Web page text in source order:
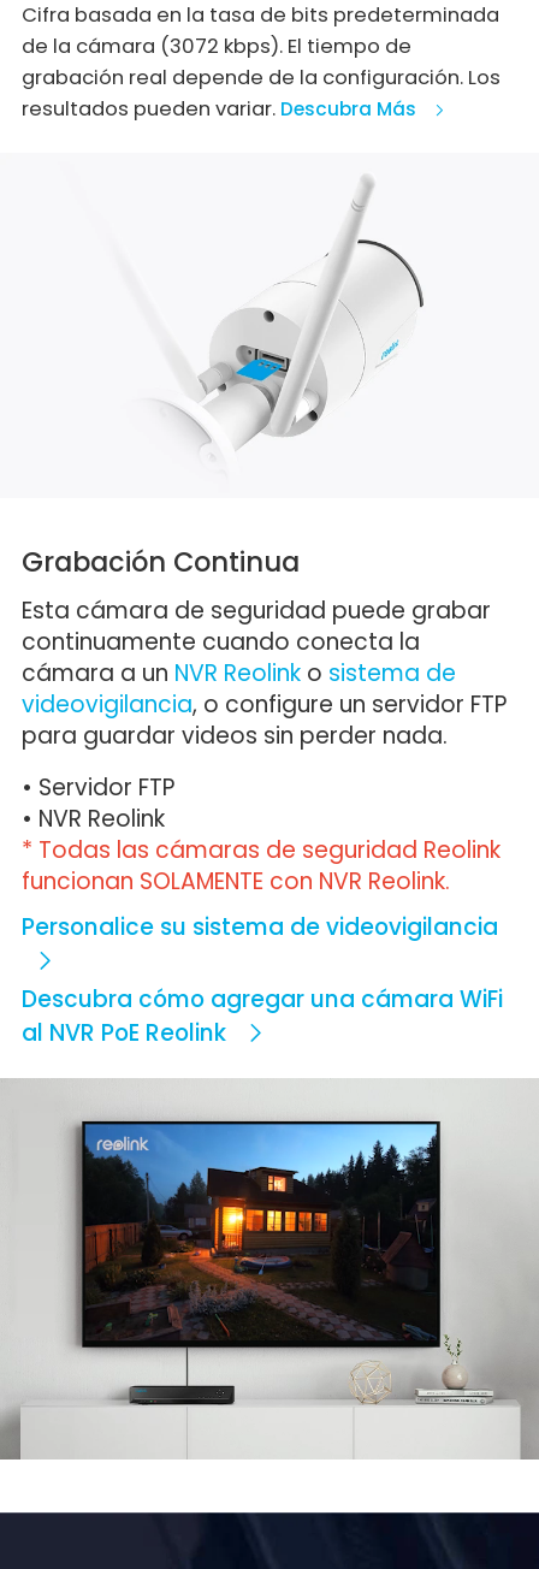
Cifra basada en la tasa de bits predeterminada
de la cámara (3072 kbps). El tiempo de
grabación real depende de la configuración. Los
resultados pueden variar. Descubra Más
Grabación Continua
Esta cámara de seguridad puede grabar
continuamente cuando conecta la
cámara a un NVR Reolinko sistema de
videovigilancia, o configure un servidor FTP
para guardar videos sin perder nada.
• Servidor FTP
• NVR Reolink
* Todas las cámaras de seguridad Reolink
funcionan SOLAMENTE con NVR Reolink.
Personalice su sistema de videovigilancia
Descubra cómo agregar una cámara WiFi
al NVR PoE Reolink